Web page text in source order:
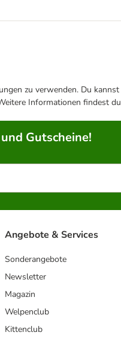
zu verwenden. Du
Informationen findest
Gutscheine!
Angebote & Services
Sonderangebote
Newsletter
Magazin
Welpenclub
Kittenclub